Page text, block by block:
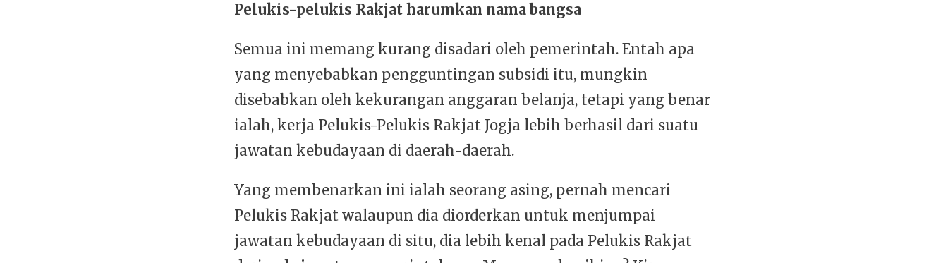
Pelukis-pelukis Rakjat harumkan nama bangsa
Semua ini memang kurang disadari oleh pemerintah. Entah apa
yang menyebabkan pengguntingan subsidi itu, mungkin
disebabkan oleh kekurangan anggaran belanja, tetapi yang benar
ialah, kerja Pelukis-Pelukis Rakjat Jogja lebih berhasil dari suatu
jawatan kebudayaan di daerah-daerah.
Yang membenarkan ini ialah seorang asing, pernah mencari
Pelukis Rakjat walaupun dia diorderkan untuk menjumpai
jawatan kebudayaan di situ, dia lebih kenal pada Pelukis Rakjat